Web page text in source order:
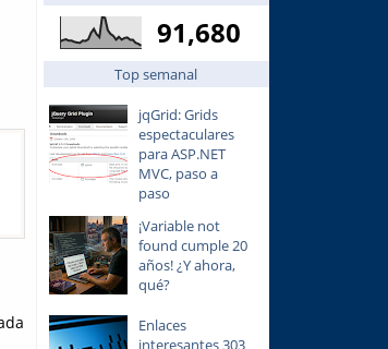
91,680
Top semanal
jqGrid: Grids
espectaculares
para ASP.NET
MVC, paso a
paso
¡Variable not
found cumple 20
años! ¿Y ahora,
qué?
Enlaces
interesantes 303